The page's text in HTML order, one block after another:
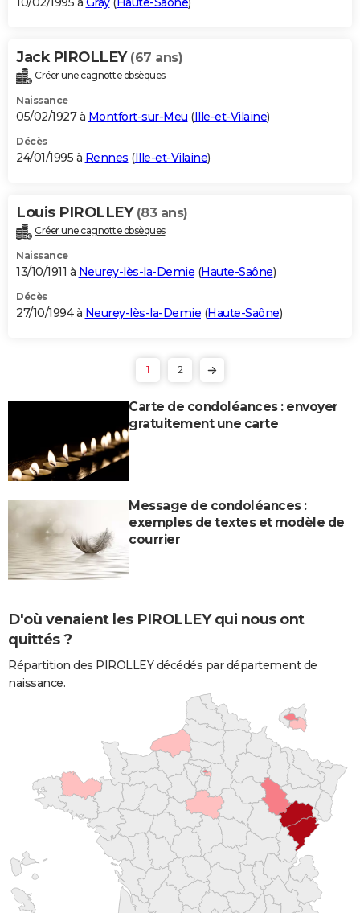
Jack PIROLLEY (67 ans)
Créer une cagnotte obsèques
Naissance
05/02/1927 à Montfort-sur-Meu (Ille-et-Vilaine)
Décès
24/01/1995 à Rennes (Ille-et-Vilaine)
Louis PIROLLEY (83 ans)
Créer une cagnotte obsèques
Naissance
13/10/1911 à Neurey-lès-la-Demie (Haute-Saône)
Décès
27/10/1994 à Neurey-lès-la-Demie (Haute-Saône)
1 2
Carte de condoléances : envoyer
gratuitement une carte
Message de condoléances :
exemples de textes et modèle de
courrier
D'où venaient les PIROLLEY qui nous ont
quittés ?
Répartition des PIROLLEY décédés par département de
naissance.